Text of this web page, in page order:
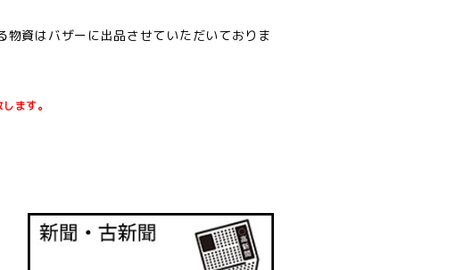
資はバザーに出品させていただいておりま
します。